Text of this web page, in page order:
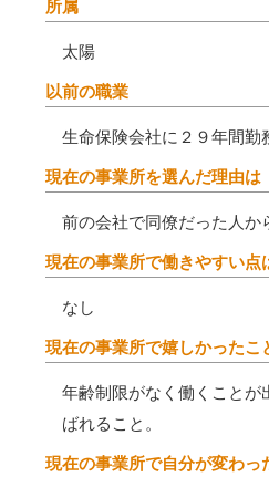
所属
太陽
以前の職業
生命保険会社に２９年間勤
現在の事業所を選んだ理由は
前の会社で同僚だった人か
現在の事業所で働きやすい点
なし
現在の事業所で嬉しかったこ
年齢制限がなく働くこと
ばれること。
現在の事業所で自分が変わっ